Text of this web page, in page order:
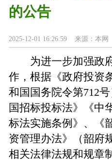
的公告
2025-12-01 16:26:59 来源：本网
为进一步加强政府
作，根据《政府投资
和国国务院令第712
国招标投标法》《中
标法实施条例》、《
资管理办法》（韶府
相关法律法规和规章